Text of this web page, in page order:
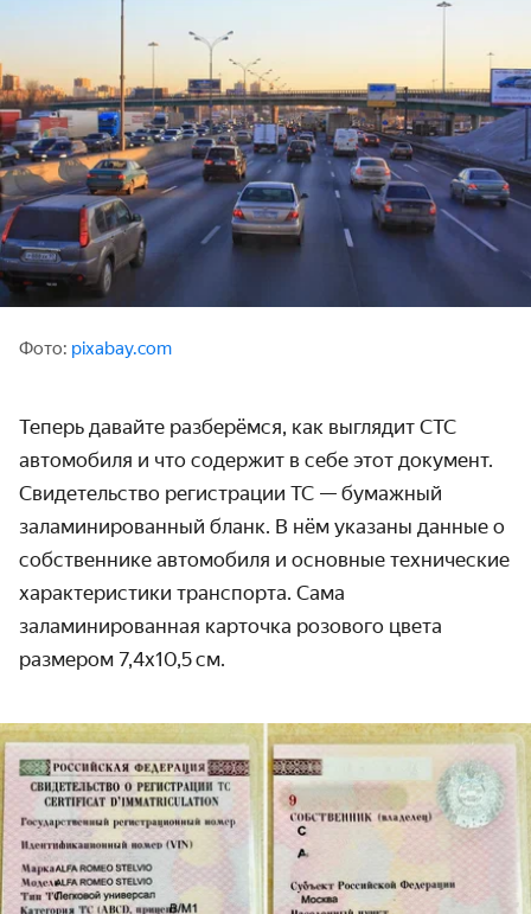
Фото: pixabay.com
Теперь давайте разберёмся, как выглядит СТС
автомобиля и что содержит в себе этот документ.
Свидетельство регистрации ТС — бумажный
заламинированный бланк. В нём указаны данные о
собственнике автомобиля и основные технические
характеристики транспорта. Сама
заламинированная карточка розового цвета
размером 7,4х10,5 см.